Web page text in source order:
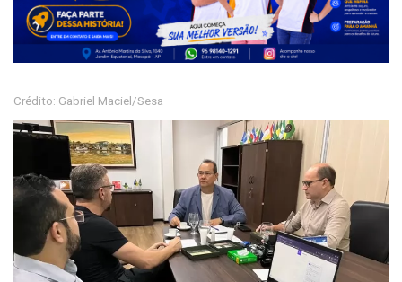
Crédito: Gabriel Maciel/Sesa